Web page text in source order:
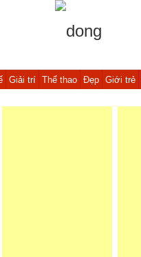
Giải trí Thể thao Đẹp Giới trẻ